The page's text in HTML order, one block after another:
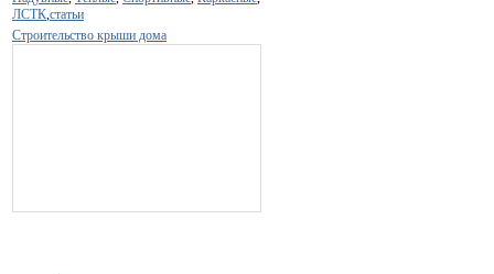
ЛСТК статьи
Строительство крыши дома